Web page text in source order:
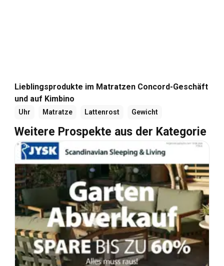
Lieblingsprodukte im Matratzen Concord-Geschäft
und auf Kimbino
Uhr Matratze Lattenrost Gewicht
Weitere Prospekte aus der Kategorie